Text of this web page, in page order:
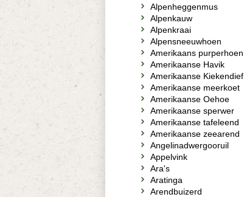
Alpenheggenmus
Alpenkauw
Alpenkraai
Alpensneeuwhoen
Amerikaans purperhoen
Amerikaanse Havik
Amerikaanse Kiekendief
Amerikaanse meerkoet
Amerikaanse Oehoe
Amerikaanse sperwer
Amerikaanse tafeleend
Amerikaanse zeearend
Angelinadwergooruil
Appelvink
Ara's
Aratinga
Arendbuizerd